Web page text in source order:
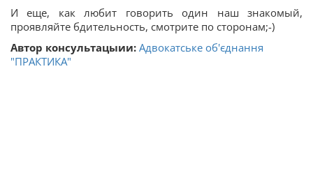
И еще, как любит говорить один наш знакомый,
проявляйте бдительность, смотрите по сторонам;-)
Автор консультацыии: Адвокатське об'єднання
"ПРАКТИКА"